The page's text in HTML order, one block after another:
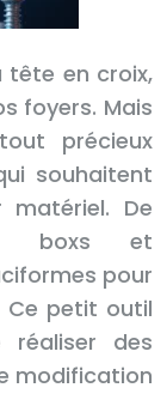
tête en croix,
foyers. Mais
précieux
souhaitent
matériel. De
boxs et
pour
Ce petit outil
des
modification